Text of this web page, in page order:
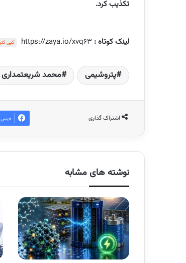
تکذیب کرد.
لینک کوتاه : https://zaya.io/xvq63 کپی
پتروشیمی محمد شریعتمداری
اشتراک گذاری فیس
نوشته های مشابه